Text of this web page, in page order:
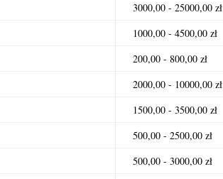
3000,00 - 25000,00 zł
1000,00 - 4500,00 zł
200,00 - 800,00 zł
2000,00 - 10000,00 zł
1500,00 - 3500,00 zł
500,00 - 2500,00 zł
500,00 - 3000,00 zł